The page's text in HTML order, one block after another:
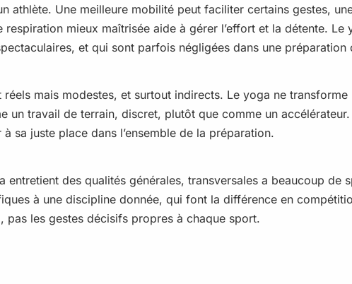
athlète. Une meilleure mobilité peut faciliter certains gestes,
mieux maîtrisée aide à gérer l’effort et la détente.
et qui sont parfois négligées dans une
mais modestes, et surtout indirects. Le yoga ne
un travail de terrain, discret, plutôt que comme un
sa juste place dans l’ensemble de la préparation.
entretient des qualités générales, transversales a beaucoup
à une discipline donnée, qui font la différence en
les gestes décisifs propres à chaque sport.